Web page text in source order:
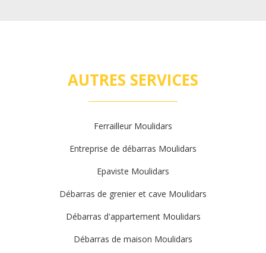
AUTRES SERVICES
Ferrailleur Moulidars
Entreprise de débarras Moulidars
Epaviste Moulidars
Débarras de grenier et cave Moulidars
Débarras d'appartement Moulidars
Débarras de maison Moulidars